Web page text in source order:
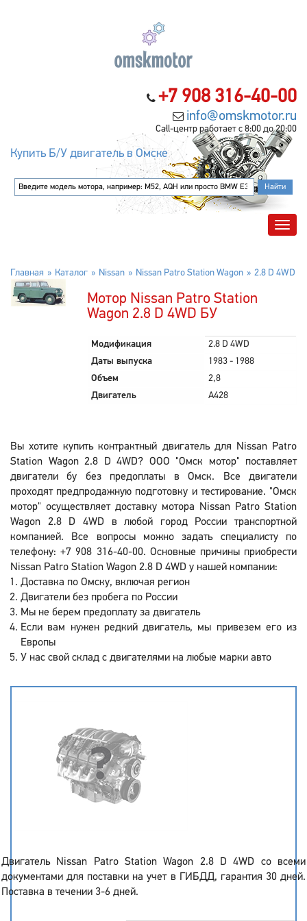
+7 908 316-40-00
info@omskmotor.ru
Call-центр работает с 8:00 до 20:00
Купить Б/У двигатель в Омске
Главная Каталог Nissan Nissan Patro Station Wagon 2.8 D 4WD
Мотор Nissan Patro Station
Wagon 2.8 D 4WD БУ
Модификация
2.8 D 4WD
Даты выпуска
1983 - 1988
Объем
2,8
Двигатель
A428
Вы хотите купить контрактный двигатель для Nissan Patro
Station Wagon 2.8 D 4WD? ООО "Омск мотор" поставляет
двигатели бу без предоплаты в Омск. Все двигатели
проходят предпродажную подготовку и тестирование. "Омск
мотор" осуществляет доставку мотора Nissan Patro Station
Wagon 2.8 D 4WD в любой город России транспортной
компанией. Все вопросы можно задать специалисту по
телефону: +7 908 316-40-00. Основные причины приобрести
Nissan Patro Station Wagon 2.8 D 4WD у нашей компании:
Доставка по Омску, включая регион
Двигатели без пробега по России
Мы не берем предоплату за двигатель
Если вам нужен редкий двигатель, мы привезем его из
Европы
У нас свой склад с двигателями на любые марки авто
Двигатель Nissan Patro Station Wagon 2.8 D 4WD со всеми
документами для поставки на учет в ГИБДД, гарантия 30 дней.
Поставка в течении 3-6 дней.